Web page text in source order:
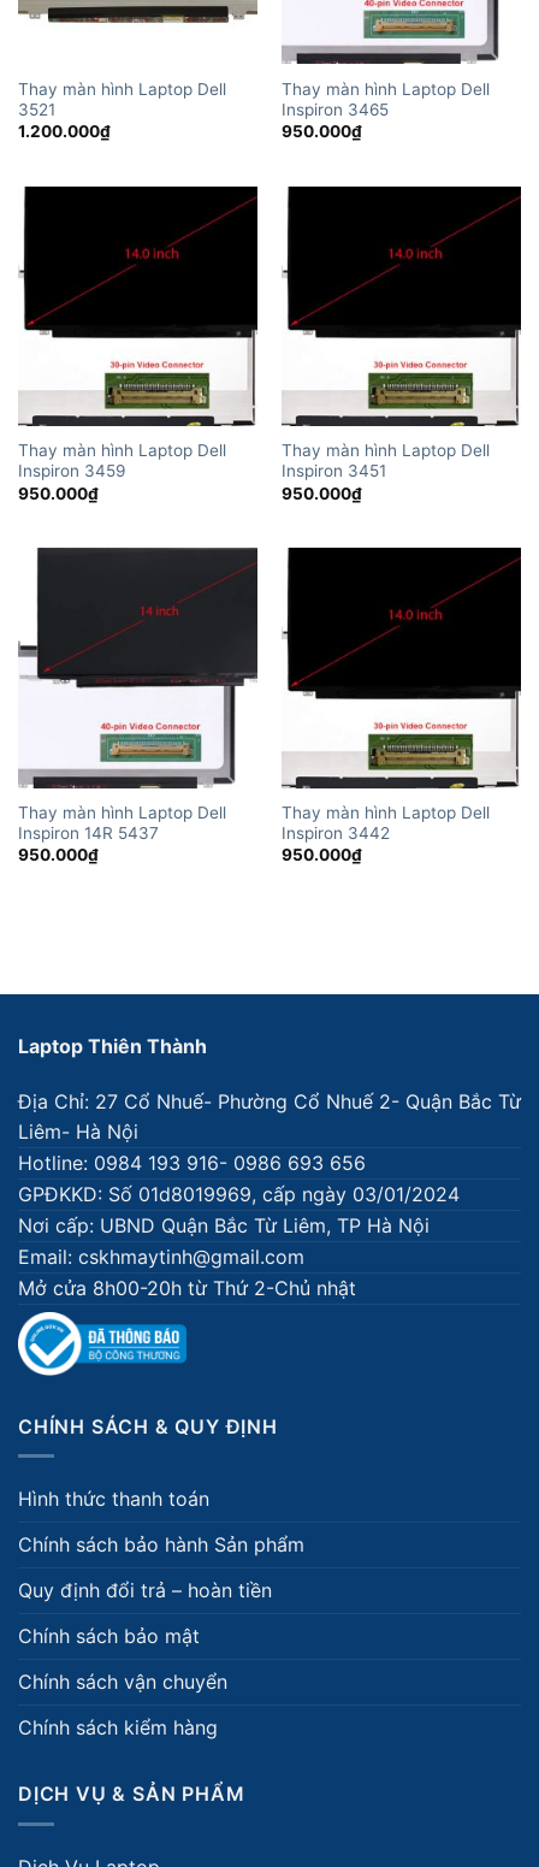
Thay màn hình Laptop Dell
3521
1.200.000₫
Thay màn hình Laptop Dell
Inspiron 3465
950.000₫
Thay màn hình Laptop Dell
Inspiron 3459
950.000₫
Thay màn hình Laptop Dell
Inspiron 3451
950.000₫
Thay màn hình Laptop Dell
Inspiron 14R 5437
950.000₫
Thay màn hình Laptop Dell
Inspiron 3442
950.000₫
Laptop Thiên Thành
Địa Chỉ: 27 Cổ Nhuế- Phường Cổ Nhuế 2- Quận Bắc Từ
Liêm- Hà Nội
Hotline: 0984 193 916- 0986 693 656
GPĐKKD: Số 01d8019969, cấp ngày 03/01/2024
Nơi cấp: UBND Quận Bắc Từ Liêm, TP Hà Nội
Email: cskhmaytinh@gmail.com
Mở cửa 8h00-20h từ Thứ 2-Chủ nhật
CHÍNH SÁCH & QUY ĐỊNH
Hình thức thanh toán
Chính sách bảo hành Sản phẩm
Quy định đổi trả – hoàn tiền
Chính sách bảo mật
Chính sách vận chuyển
Chính sách kiểm hàng
DỊCH VỤ & SẢN PHẨM